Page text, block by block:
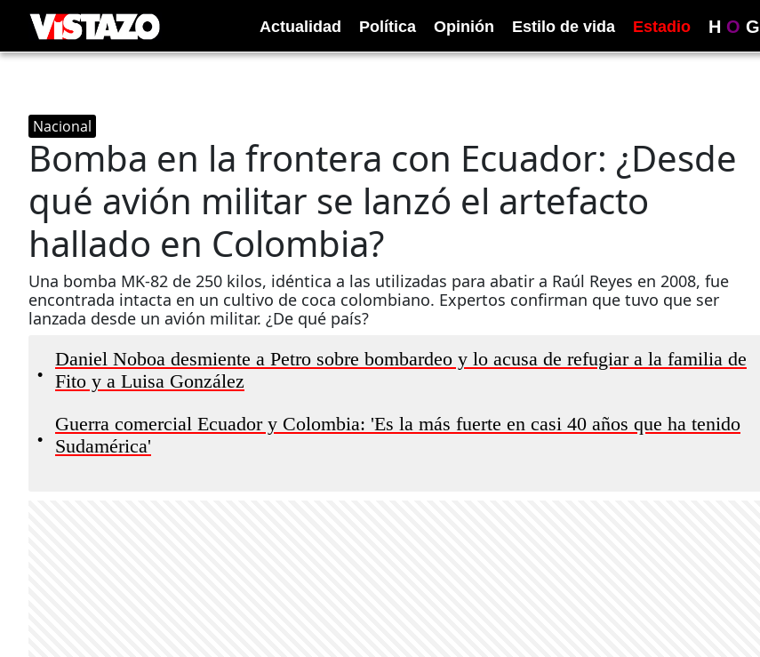
Actualidad Política Opinión Estilo de vida Estadio H O G
Nacional
Bomba en la frontera con Ecuador: ¿Desde
qué avión militar se lanzó el artefacto
hallado en Colombia?
Una bomba MK-82 de 250 kilos, idéntica a las utilizadas para abatir a Raúl Reyes en 2008, fue
encontrada intacta en un cultivo de coca colombiano. Expertos confirman que tuvo que ser
lanzada desde un avión militar. ¿De qué país?
•
Daniel Noboa desmiente a Petro sobre bombardeo y lo acusa de refugiar a la familia de
Fito y a Luisa González
•
Guerra comercial Ecuador y Colombia: 'Es la más fuerte en casi 40 años que ha tenido
Sudamérica'